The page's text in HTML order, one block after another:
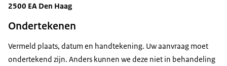
2500 EA Den Haag
Ondertekenen
Vermeld plaats, datum en handtekening. Uw aanvraag moet
ondertekend zijn. Anders kunnen we deze niet in behandeling